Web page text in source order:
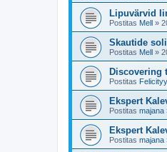
Lipuvärvid
Postitas Mell »
Skautide
Postitas Mell »
Discovering
Postitas
Ekspert
Postitas majana
Ekspert
Postitas majana